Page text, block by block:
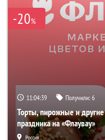
-20%
11:04:39 Получили:6
Торты, пирожные и
праздника на «Флаувау»
Россия